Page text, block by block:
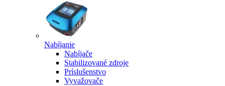
Nabíjanie
Nabíjače
Stabilizované zdroje
Príslušenstvo
Vyvažovače